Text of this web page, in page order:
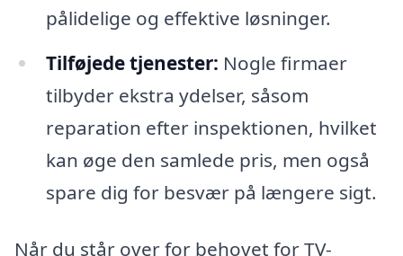
pålidelige og effektive løsninger.
Tilføjede tjenester: Nogle firmaer
tilbyder ekstra ydelser, såsom
reparation efter inspektionen, hvilket
kan øge den samlede pris, men også
spare dig for besvær på længere sigt.
Når du står over for behovet for TV-